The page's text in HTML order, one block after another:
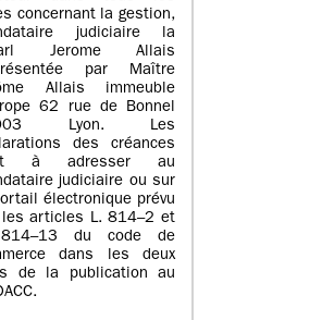
concernant la gestion,
judiciaire la
Jerome Allais
par Maître
Allais immeuble
62 rue de Bonnel
Lyon. Les
des créances
à adresser au
judiciaire ou sur
électronique prévu
les articles L. 814–2 et
du code de
dans les deux
de la publication au